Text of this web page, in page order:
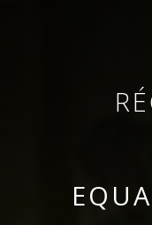
VIOLONISTE –